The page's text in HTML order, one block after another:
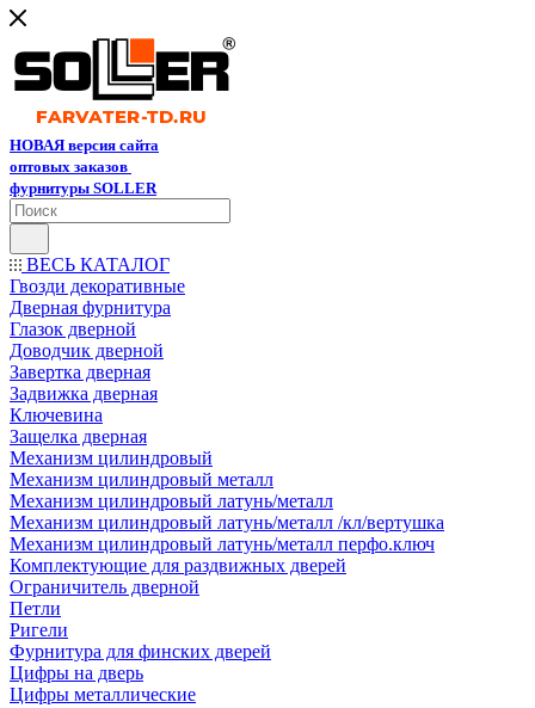
НОВАЯ версия сайта
оптовых заказов
фурнитуры SOLLER
ВЕСЬ КАТАЛОГ
Гвозди декоративные
Дверная фурнитура
Глазок дверной
Доводчик дверной
Завертка дверная
Задвижка дверная
Ключевина
Защелка дверная
Механизм цилиндровый
Механизм цилиндровый металл
Механизм цилиндровый латунь/металл
Механизм цилиндровый латунь/металл /кл/вертушка
Механизм цилиндровый латунь/металл перфо.ключ
Комплектующие для раздвижных дверей
Ограничитель дверной
Петли
Ригели
Фурнитура для финских дверей
Цифры на дверь
Цифры металлические